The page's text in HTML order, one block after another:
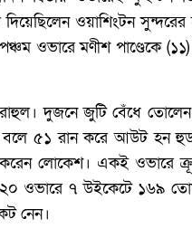
ওয়াশিংটন সুন্দরের
ওভারে মণীশ পাণ্ডেকে
দুজনে জুটি বেঁধে
বলে ৫১ রান করে আউট হন
লোকেশ। একই ওভারে
ওভারে ৭ উইকেটে ১৬৯
নেন।